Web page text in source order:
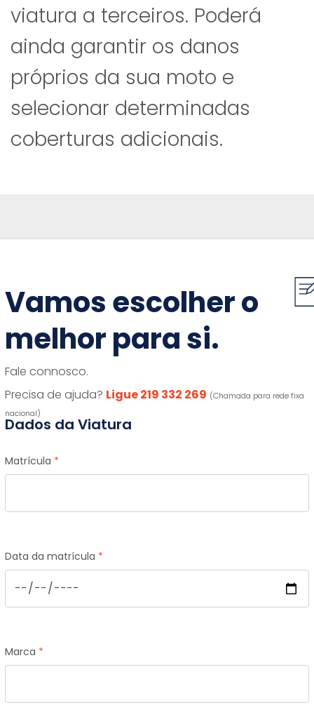
viatura a terceiros. Poderá
ainda garantir os danos
próprios da sua moto e
selecionar determinadas
coberturas adicionais.
Vamos escolher o
melhor para si.
Fale connosco.
Precisa de ajuda? Ligue 219 332 269 (Chamada para rede fixa
nacional)
Dados da Viatura
Matrícula *
Data da matrícula *
Marca *